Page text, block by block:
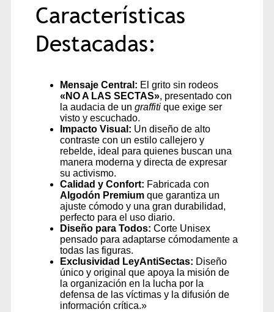
Características
Destacadas:
Mensaje Central: El grito sin rodeos
«NO A LAS SECTAS», presentado con
la audacia de un graffiti que exige ser
visto y escuchado.
Impacto Visual: Un diseño de alto
contraste con un estilo callejero y
rebelde, ideal para quienes buscan una
manera moderna y directa de expresar
su activismo.
Calidad y Confort: Fabricada con
Algodón Premium que garantiza un
ajuste cómodo y una gran durabilidad,
perfecto para el uso diario.
Diseño para Todos: Corte Unisex
pensado para adaptarse cómodamente a
todas las figuras.
Exclusividad LeyAntiSectas: Diseño
único y original que apoya la misión de
la organización en la lucha por la
defensa de las víctimas y la difusión de
información crítica.»